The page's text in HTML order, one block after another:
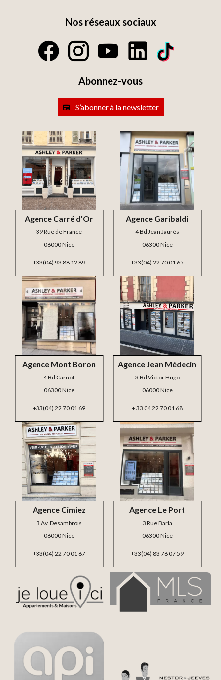
Nos réseaux sociaux
Abonnez-vous
S’abonner à la newsletter
Agence Le Port
3 Rue Barla
06300 Nice
+33(04) 83 76 07 59
Agence Cimiez
3 Av. Desambrois
06000 Nice
+33(04) 22 70 01 67
Agence Jean Médecin
3 Bd Victor Hugo
06000 Nice
+ 33 04 22 70 01 68
Agence Carré d'Or
39 Rue de France
06000 Nice
+33(04) 93 88 12 89
Agence Garibaldi
4 Bd Jean Jaurès
06300 Nice
+33(04) 22 70 01 65
Agence Mont Boron
4 Bd Carnot
06300 Nice
+33(04) 22 70 01 69